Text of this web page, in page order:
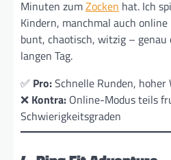
Minuten zumZocken hat. Ich
Kindern, manchmal auch
bunt, chaotisch, witzig – genau
langen Tag.
✅ Pro:Schnelle Runden,
❌ Kontra: Online-Modus teils
Schwierigkeitsgraden